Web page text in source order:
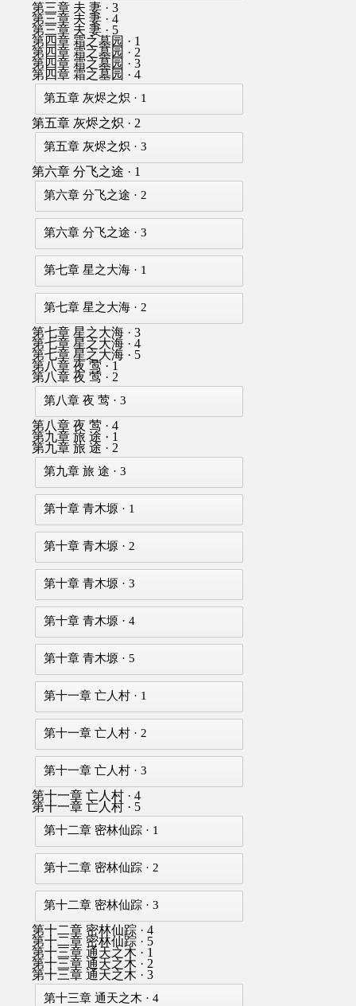
第三章 夫 妻 · 3
第三章 夫 妻 · 4
第三章 夫 妻 · 5
第四章 霜之墓园 · 1
第四章 霜之墓园 · 2
第四章 霜之墓园 · 3
第四章 霜之墓园 · 4
第五章 灰烬之炽 · 1
第五章 灰烬之炽 · 2
第五章 灰烬之炽 · 3
第六章 分飞之途 · 1
第六章 分飞之途 · 2
第六章 分飞之途 · 3
第七章 星之大海 · 1
第七章 星之大海 · 2
第七章 星之大海 · 3
第七章 星之大海 · 4
第七章 星之大海 · 5
第八章 夜 莺 · 1
第八章 夜 莺 · 2
第八章 夜 莺 · 3
第八章 夜 莺 · 4
第九章 旅 途 · 1
第九章 旅 途 · 2
第九章 旅 途 · 3
第十章 青木塬 · 1
第十章 青木塬 · 2
第十章 青木塬 · 3
第十章 青木塬 · 4
第十章 青木塬 · 5
第十一章 亡人村 · 1
第十一章 亡人村 · 2
第十一章 亡人村 · 3
第十一章 亡人村 · 4
第十一章 亡人村 · 5
第十二章 密林仙踪 · 1
第十二章 密林仙踪 · 2
第十二章 密林仙踪 · 3
第十二章 密林仙踪 · 4
第十二章 密林仙踪 · 5
第十三章 通天之木 · 1
第十三章 通天之木 · 2
第十三章 通天之木 · 3
第十三章 通天之木 · 4